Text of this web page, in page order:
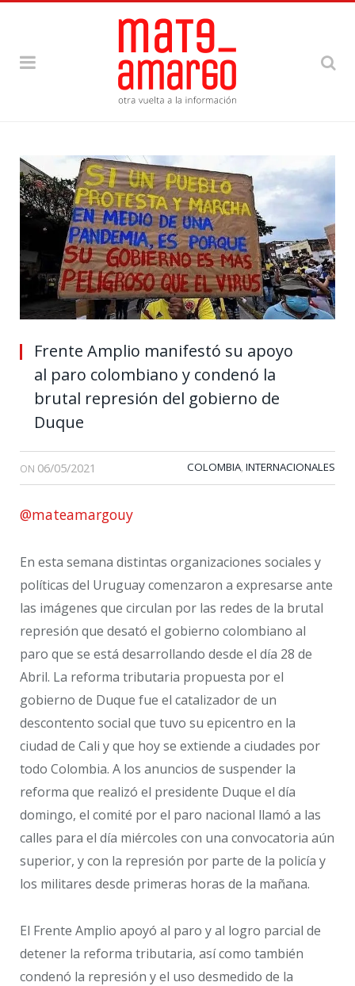
Frente Amplio manifestó su apoyo
al paro colombiano y condenó la
brutal represión del gobierno de
Duque
ON 06/05/2021 COLOMBIA, INTERNACIONALES
@mateamargouy
En esta semana distintas organizaciones sociales y
políticas del Uruguay comenzaron a expresarse ante
las imágenes que circulan por las redes de la brutal
represión que desató el gobierno colombiano al
paro que se está desarrollando desde el día 28 de
Abril. La reforma tributaria propuesta por el
gobierno de Duque fue el catalizador de un
descontento social que tuvo su epicentro en la
ciudad de Cali y que hoy se extiende a ciudades por
todo Colombia. A los anuncios de suspender la
reforma que realizó el presidente Duque el día
domingo, el comité por el paro nacional llamó a las
calles para el día miércoles con una convocatoria aún
superior, y con la represión por parte de la policía y
los militares desde primeras horas de la mañana.
El Frente Amplio apoyó al paro y al logro parcial de
detener la reforma tributaria, así como también
condenó la represión y el uso desmedido de la